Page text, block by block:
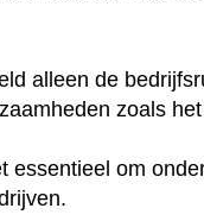
alleen de
zoals
essentieel om